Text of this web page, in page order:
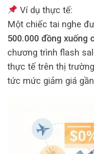
Ví dụ thực tế:
Một chiếc tai nghe
500.000 đồng xuống
chương trình flash
thực tế trên thị
tức mức giảm giá